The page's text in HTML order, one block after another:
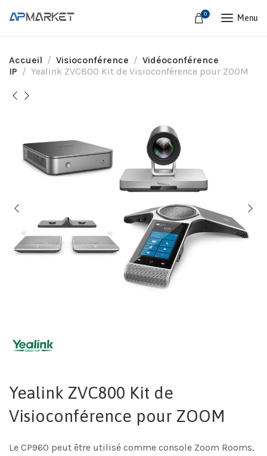
0 Menu
Accueil Visioconférence
Vidéoconférence
IP
Yealink ZVC800 Kit de Visioconférence pour ZOOM
Yealink ZVC800 Kit de
Visioconférence pour ZOOM
Le CP960 peut être utilisé comme console Zoom Rooms,